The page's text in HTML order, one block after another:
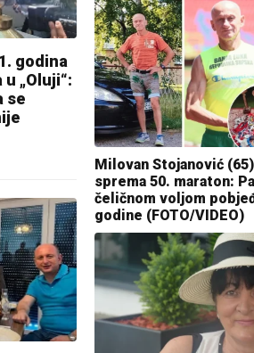
godina
„Oluji“:
se
Milovan Stojanović
sprema 50. maraton:
čeličnom voljom
godine (FOTO/VIDEO)